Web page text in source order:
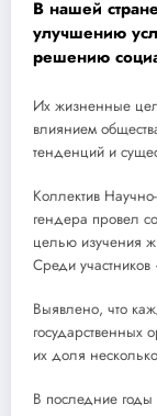
В нашей
улучшению
решению
Их жизненные
влиянием
тенденций и
Коллектив
гендера провел
целью изучения
Среди
Выявлено, что
государственных
их доля
В последние